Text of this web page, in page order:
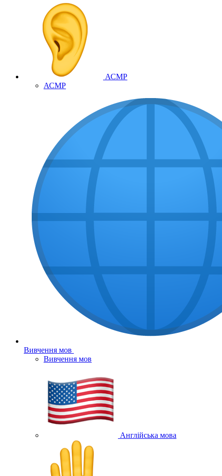
АСМР
АСМР
Вивчення мов
Вивчення мов
Англійська мова